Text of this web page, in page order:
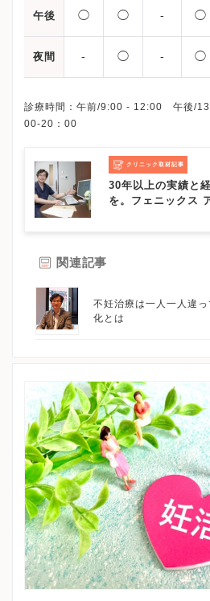
午後 ◯ ◯ - ◯
夜間 - ◯ - ◯
診療時間：午前/9:00 - 12:00 午後/
クリニック取材記事
30年以上の実績と
を。フェニックス
関連記事
不妊治療は一人一人違
化とは